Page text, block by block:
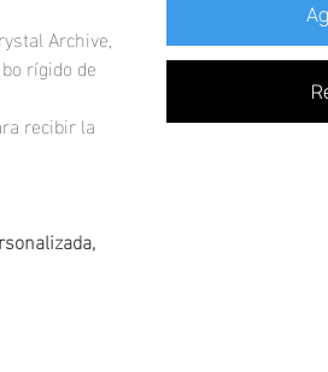
Archive,
rígido de
recibir la